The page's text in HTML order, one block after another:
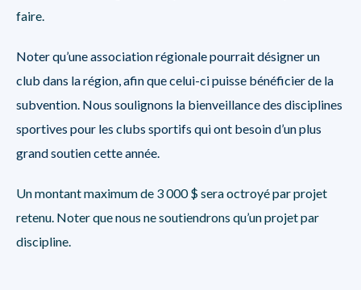
faire.
Noter qu’une association régionale pourrait désigner un
club dans la région, afin que celui-ci puisse bénéficier de la
subvention. Nous soulignons la bienveillance des disciplines
sportives pour les clubs sportifs qui ont besoin d’un plus
grand soutien cette année.
Un montant maximum de 3 000 $ sera octroyé par projet
retenu. Noter que nous ne soutiendrons qu’un projet par
discipline.